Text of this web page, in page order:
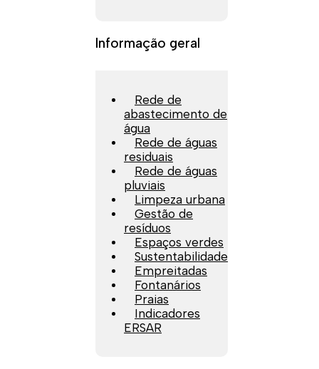
Informação geral
Rede de
abastecimento de
água
Rede de águas
residuais
Rede de águas
pluviais
Limpeza urbana
Gestão de
resíduos
Espaços verdes
Sustentabilidade
Empreitadas
Fontanários
Praias
Indicadores
ERSAR